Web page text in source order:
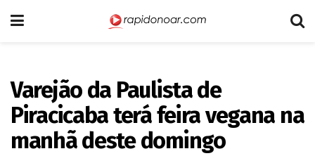
Varejão da Paulista de
Piracicaba terá feira vegana na
manhã deste domingo